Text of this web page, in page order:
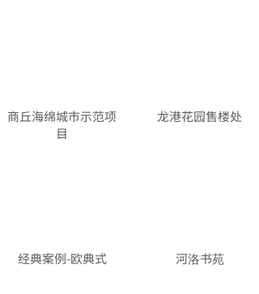
商丘海绵城市示范项
目
龙港花园售楼处
经典案例-欧典式 河洛书苑